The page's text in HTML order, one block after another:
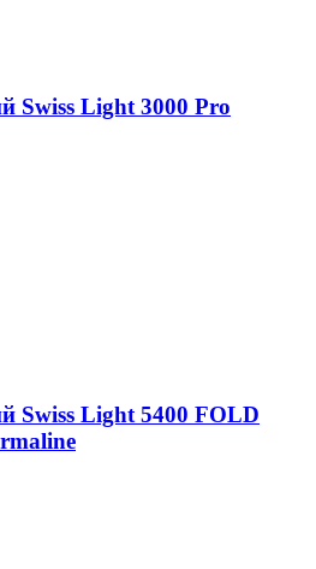
Swiss Light 3000 Pro
Swiss Light 5400 FOLD